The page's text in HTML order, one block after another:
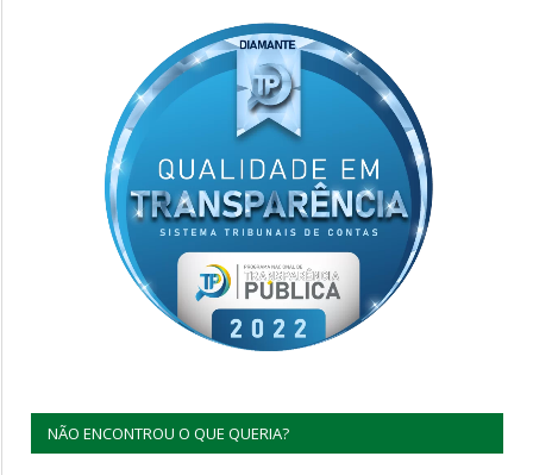
NÃO ENCONTROU O QUE QUERIA?